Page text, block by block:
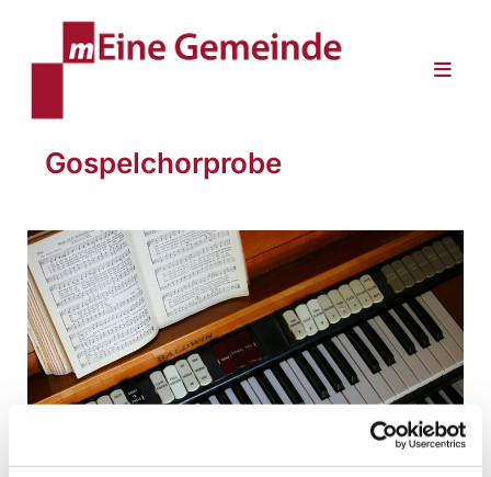
Gospelchorprobe